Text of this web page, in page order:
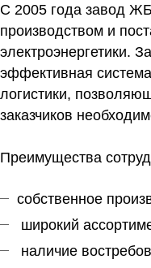
С 2005 года завод
производством и
электроэнергетики.
эффективная
логистики,
заказчиков
Преимущества
собственное
широкий
наличие